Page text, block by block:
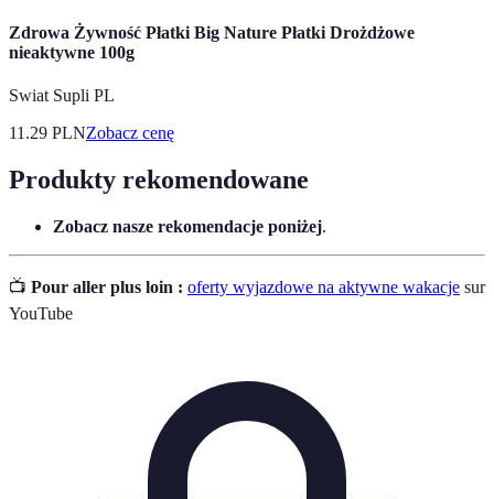
Zdrowa Żywność Płatki Big Nature Płatki Drożdżowe
nieaktywne 100g
Swiat Supli PL
11.29 PLNZobacz cenę
Produkty rekomendowane
Zobacz nasze rekomendacje poniżej.
📺 Pour aller plus loin : oferty wyjazdowe na aktywne wakacje sur
YouTube